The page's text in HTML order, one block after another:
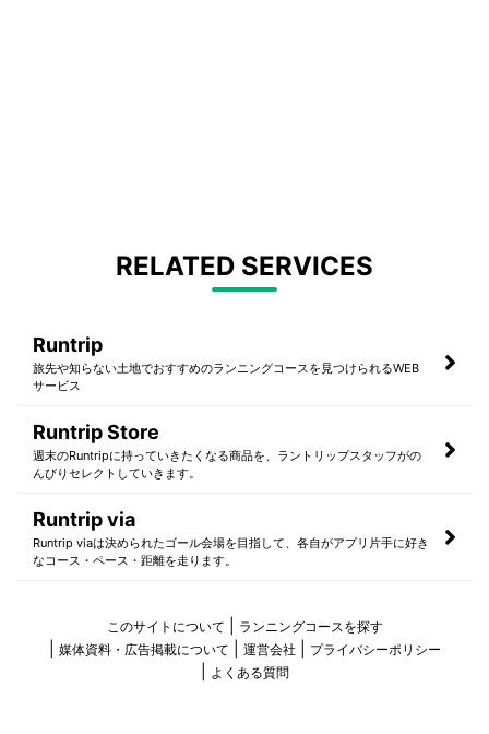
RELATED SERVICES
Runtrip
旅先や知らない土地でおすすめのランニングコースを見つけられるWEB
サービス
Runtrip Store
週末のRuntripに持っていきたくなる商品を、ラントリップスタッフがの
んびりセレクトしていきます。
Runtrip via
Runtrip viaは決められたゴール会場を目指して、各自がアプリ片手に好き
なコース・ペース・距離を走ります。
このサイトについて
ランニングコースを探す
媒体資料・広告掲載について
運営会社
プライバシーポリシー
よくある質問